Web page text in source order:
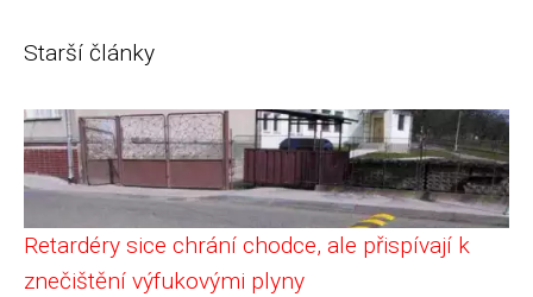
Starší články
Retardéry sice chrání chodce, ale přispívají k
znečištění výfukovými plyny